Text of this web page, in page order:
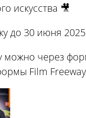
искусства 🎥
до 30 июня
можно через
Film